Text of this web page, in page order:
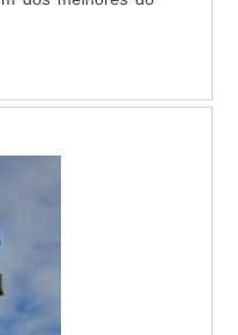
e qualidade,